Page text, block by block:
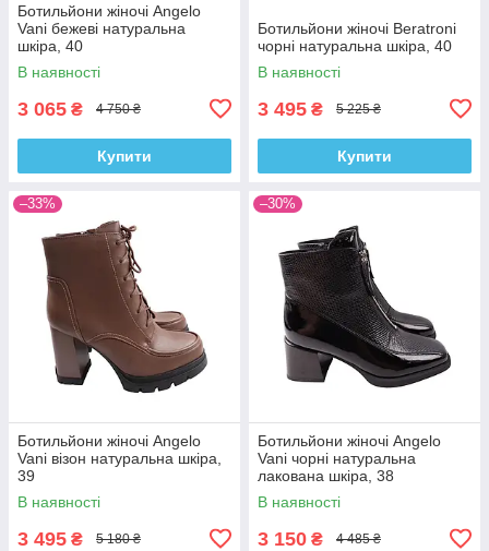
Ботильйони жіночі Angelo
Vani бежеві натуральна
шкіра, 40
В наявності
3 065 ₴ 4 750 ₴
Купити
Ботильйони жіночі Beratroni
чорні натуральна шкіра, 40
В наявності
3 495 ₴ 5 225 ₴
Купити
–33%
Ботильйони жіночі Angelo
Vani візон натуральна шкіра,
39
В наявності
3 495 ₴ 5 180 ₴
–30%
Ботильйони жіночі Angelo
Vani чорні натуральна
лакована шкіра, 38
В наявності
3 150 ₴ 4 485 ₴